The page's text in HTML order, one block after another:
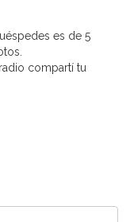
es de 5
compartí tu